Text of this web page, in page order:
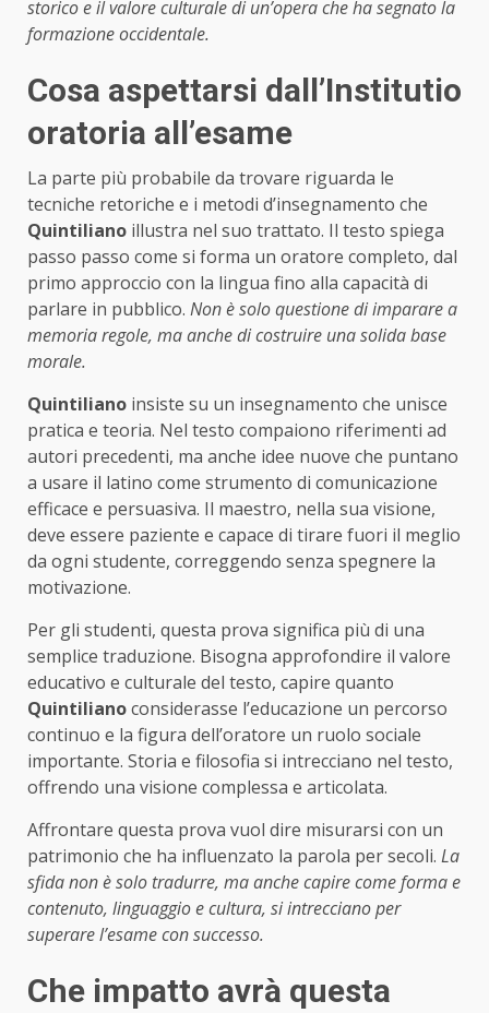
storico e il valore culturale di un’opera che ha segnato la
formazione occidentale.
Cosa aspettarsi dall’Institutio
oratoria all’esame
La parte più probabile da trovare riguarda le
tecniche retoriche e i metodi d’insegnamento che
Quintiliano illustra nel suo trattato. Il testo spiega
passo passo come si forma un oratore completo, dal
primo approccio con la lingua fino alla capacità di
parlare in pubblico. Non è solo questione di imparare a
memoria regole, ma anche di costruire una solida base
morale.
Quintiliano insiste su un insegnamento che unisce
pratica e teoria. Nel testo compaiono riferimenti ad
autori precedenti, ma anche idee nuove che puntano
a usare il latino come strumento di comunicazione
efficace e persuasiva. Il maestro, nella sua visione,
deve essere paziente e capace di tirare fuori il meglio
da ogni studente, correggendo senza spegnere la
motivazione.
Per gli studenti, questa prova significa più di una
semplice traduzione. Bisogna approfondire il valore
educativo e culturale del testo, capire quanto
Quintilianoconsiderasse l’educazione un percorso
continuo e la figura dell’oratore un ruolo sociale
importante. Storia e filosofia si intrecciano nel testo,
offrendo una visione complessa e articolata.
Affrontare questa prova vuol dire misurarsi con un
patrimonio che ha influenzato la parola per secoli. La
sfida non è solo tradurre, ma anche capire come forma e
contenuto, linguaggio e cultura, si intrecciano per
superare l’esame con successo.
Che impatto avrà questa